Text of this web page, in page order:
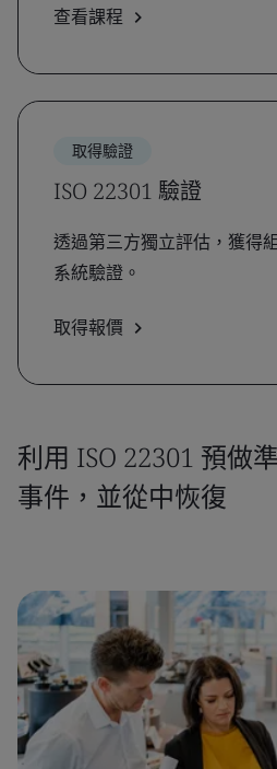
查看課程
取得驗證
ISO 22301 驗證
透過第三方獨立評估，獲得
系統驗證。
取得報價
利用 ISO 22301 預做
事件，並從中恢復